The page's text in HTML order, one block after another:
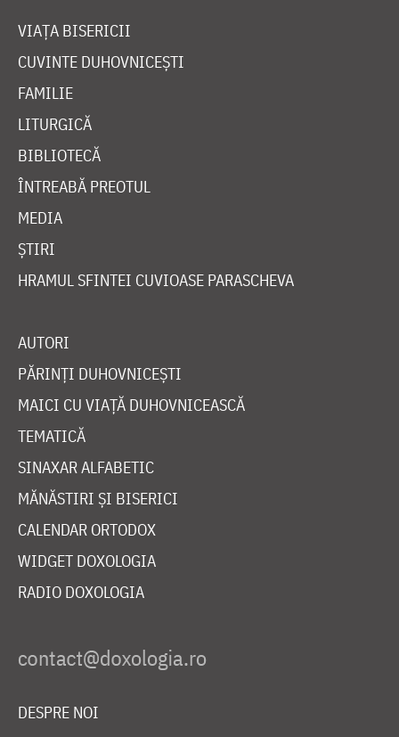
VIAȚA BISERICII
CUVINTE DUHOVNICEȘTI
FAMILIE
LITURGICĂ
BIBLIOTECĂ
ÎNTREABĂ PREOTUL
MEDIA
ȘTIRI
HRAMUL SFINTEI CUVIOASE PARASCHEVA
AUTORI
PĂRINȚI DUHOVNICEȘTI
MAICI CU VIAȚĂ DUHOVNICEASCĂ
TEMATICĂ
SINAXAR ALFABETIC
MĂNĂSTIRI ȘI BISERICI
CALENDAR ORTODOX
WIDGET DOXOLOGIA
RADIO DOXOLOGIA
DESPRE NOI